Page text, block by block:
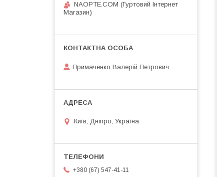
NAOPTE.COM (Гуртовий Інтернет
Магазин)
Примаченко Валерій Петрович
Київ, Дніпро, Україна
+380 (67) 547-41-11